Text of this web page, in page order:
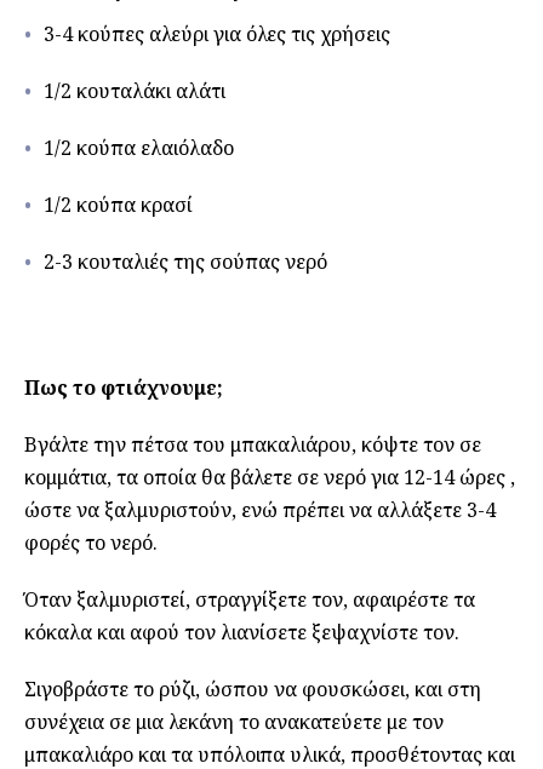
3-4 κούπες αλεύρι για όλες τις χρήσεις
1/2 κουταλάκι αλάτι
1/2 κούπα ελαιόλαδο
1/2 κούπα κρασί
2-3 κουταλιές της σούπας νερό
Πως το φτιάχνουμε;
Βγάλτε την πέτσα του μπακαλιάρου, κόψτε τον σε
κομμάτια, τα οποία θα βάλετε σε νερό για 12-14 ώρες ,
ώστε να ξαλμυριστούν, ενώ πρέπει να αλλάξετε 3-4
φορές το νερό.
Όταν ξαλμυριστεί, στραγγίξετε τον, αφαιρέστε τα
κόκαλα και αφού τον λιανίσετε ξεψαχνίστε τον.
Σιγοβράστε το ρύζι, ώσπου να φουσκώσει, και στη
συνέχεια σε μια λεκάνη το ανακατεύετε με τον
μπακαλιάρο και τα υπόλοιπα υλικά, προσθέτοντας και